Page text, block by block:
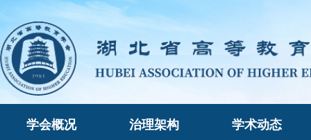
学会概况 治理架构 学术动态